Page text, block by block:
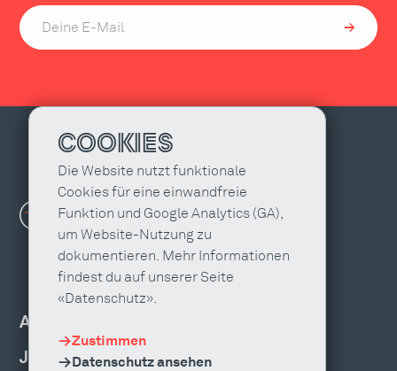
COOKIES
Die Website nutzt funktionale
Cookies für eine einwandfreie
Funktion und Google Analytics (GA),
um Website-Nutzung zu
dokumentieren. Mehr Informationen
findest du auf unserer Seite
«Datenschutz».
Zustimmen
Datenschutz ansehen
AGENTUR FINDEN
JOBS & WEITERBILDUNG